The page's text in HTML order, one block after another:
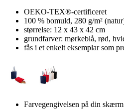
OEKO-TEX®-certificeret
100 % bomuld, 280 g/m²
størrelse: 12 x 43 x 42 cm
grundfarver: mørkeblå, rød,
fås i et enkelt eksemplar som
Farvegengivelsen på din